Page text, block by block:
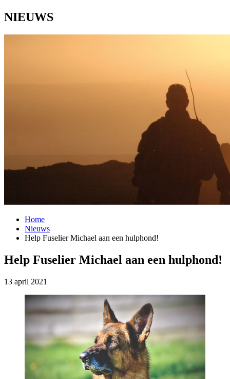
NIEUWS
Home
Nieuws
Help Fuselier Michael aan een hulphond!
Help Fuselier Michael aan een hulphond!
13 april 2021